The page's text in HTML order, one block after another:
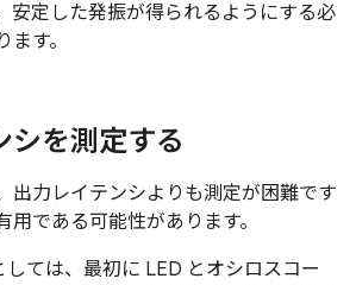
安定した発振が得られるようにする必
す。
シを測定する
出力レイテンシよりも測定が困難です
である可能性があります。
しては、最初に LED とオシロスコー